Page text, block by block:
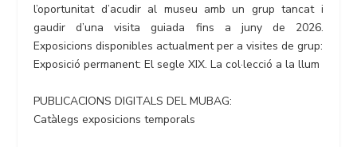
l’oportunitat d’acudir al museu amb un grup tancat i
gaudir d’una visita guiada fins a juny de 2026.
Exposicions disponibles actualment per a visites de grup:
Exposició permanent: El segle XIX. La col·lecció a la llum
PUBLICACIONS DIGITALS DEL MUBAG:
Catàlegs exposicions temporals